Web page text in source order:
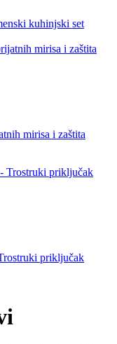
kuhinjski set
mirisa i zaštita
priključak